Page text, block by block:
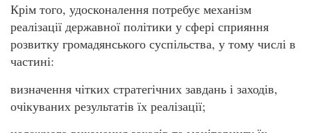
Крім того, удосконалення потребує механізм
реалізації державної політики у сфері сприяння
розвитку громадянського суспільства, у тому числі в
частині:
визначення чітких стратегічних завдань і заходів,
очікуваних результатів їх реалізації;